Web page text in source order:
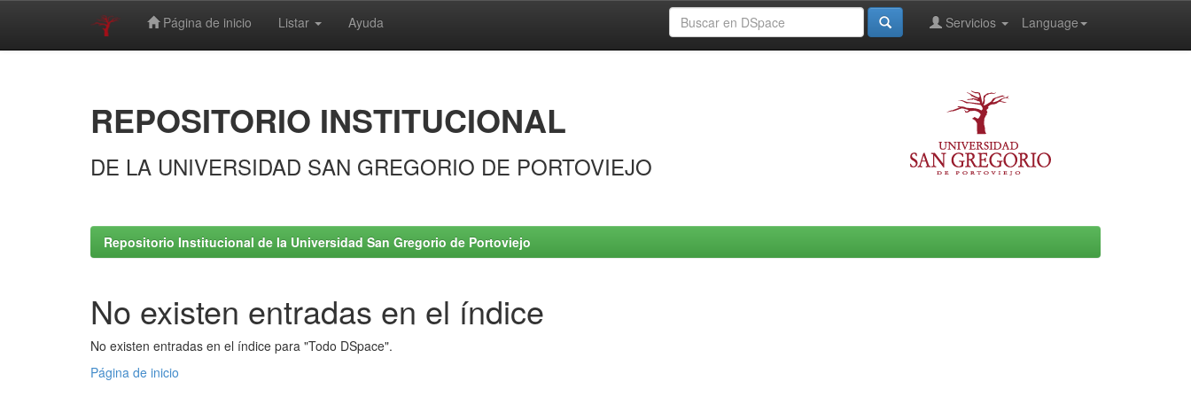
Página de inicio Listar Ayuda Language
Servicios
REPOSITORIO INSTITUCIONAL
DE LA UNIVERSIDAD SAN GREGORIO DE PORTOVIEJO
Repositorio Institucional de la Universidad San Gregorio de Portoviejo
No existen entradas en el índice
No existen entradas en el índice para "Todo DSpace".
Página de inicio